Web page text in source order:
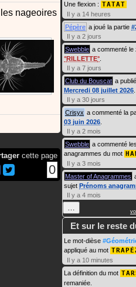
nageoires
cette page
0
Une flexion : TATAT
Il y a 14 heures
Pépère a joué la partie
Il y a 2 jours
Swebble a commenté le
RILLETTE
Il y a 7 jours
Club du Bouscat a
Mercredi 08 juillet 2026
Il y a 30 jours
Crisyx a commenté la
03 juin 2026
Il y a 2 mois
Swebble a commenté les
anagrammes du mot
Il y a 3 mois
Master of Anagrammes
sujet Prénoms
Il y a 4 mois
…
Et sur le reste
Le mot-dièse
appliqué au mot
Il y a 10 minutes
La définition du mot
remaniée.